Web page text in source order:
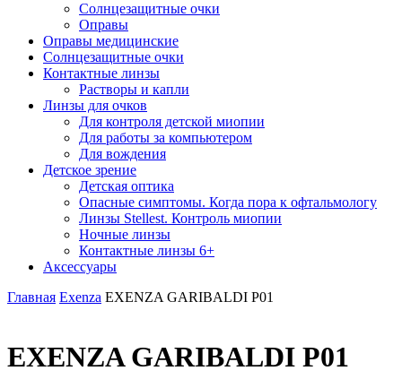
Солнцезащитные очки
Оправы
Оправы медицинские
Солнцезащитные очки
Контактные линзы
Растворы и капли
Линзы для очков
Для контроля детской миопии
Для работы за компьютером
Для вождения
Детское зрение
Детская оптика
Опасные симптомы. Когда пора к офтальмологу
Линзы Stellest. Контроль миопии
Ночные линзы
Контактные линзы 6+
Аксессуары
Главная Exenza EXENZA GARIBALDI P01
EXENZA GARIBALDI P01